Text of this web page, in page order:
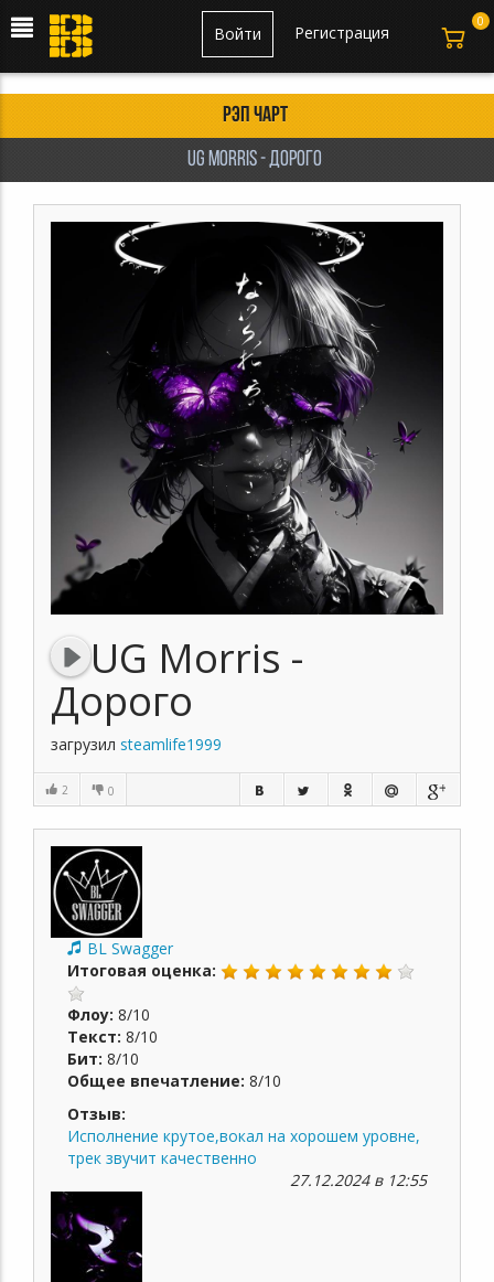
Регистрация
Войти
Рэп чарт
UG Morris - Дорого
UG Morris -
Дорого
загрузил steamlife1999
2 0
BL Swagger
Итоговая оценка:
Флоу: 8/10
Текст: 8/10
Бит: 8/10
Общее впечатление: 8/10
Отзыв:
Исполнение крутое,вокал на хорошем уровне,
трек звучит качественно
27.12.2024 в 12:55
0